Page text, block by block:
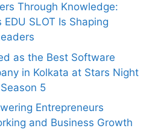
Through Knowledge:
EDU SLOT Is Shaping
as the Best Software
in Kolkata at Stars Night
5
Entrepreneurs
and Business Growth